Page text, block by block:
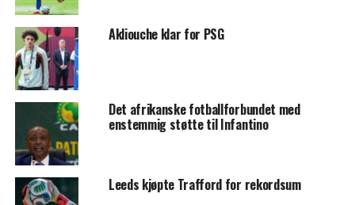
Akliouche klar for PSG
Det afrikanske fotballforbundet med
enstemmig støtte til Infantino
Leeds kjøpte Trafford for rekordsum